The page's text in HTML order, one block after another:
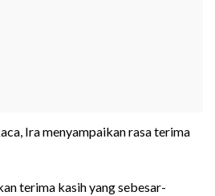
Ira menyampaikan rasa terima
terima kasih yang sebesar-